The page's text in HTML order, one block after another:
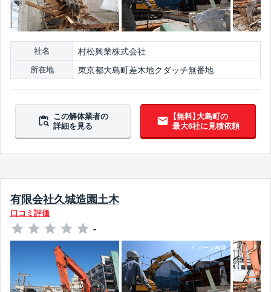
社名 村松興業株式会社
所在地 東京都大島町差木地クダッチ無番地
この解体業者の
詳細を見る
【無料】大島町の
最大6社に見積依頼
有限会社久城造園土木
口コミ評価
-